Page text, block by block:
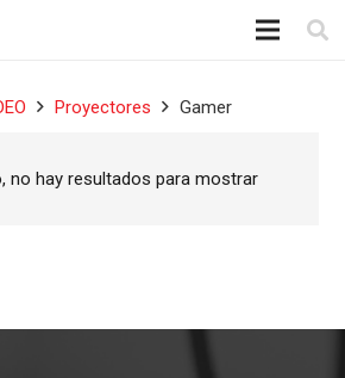
Proyectores Gamer
no hay resultados para mostrar